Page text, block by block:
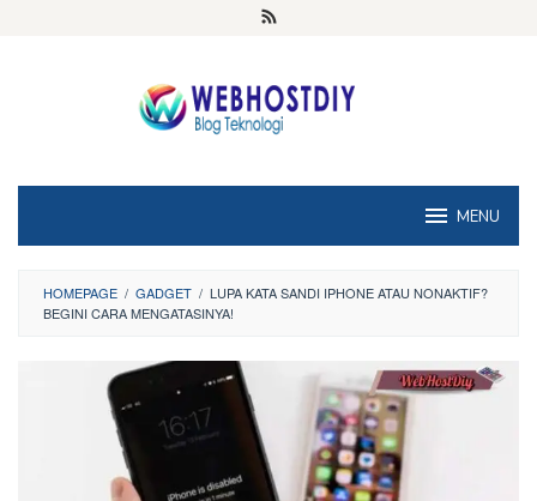
MENU
HOMEPAGE / GADGET / LUPA KATA SANDI IPHONE ATAU NONAKTIF?
BEGINI CARA MENGATASINYA!